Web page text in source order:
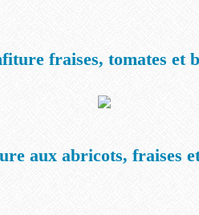
fraises, tomates et
aux abricots, fraises